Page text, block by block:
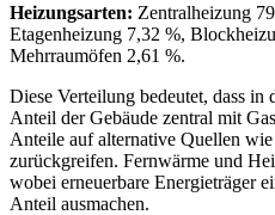
Heizungsarten: Zentralheizung
Etagenheizung 7,32 %,
Mehrraumöfen 2,61 %.
Diese Verteilung bedeutet, dass
Anteil der Gebäude zentral mit
Anteile auf alternative Quellen
zurückgreifen. Fernwärme und
wobei erneuerbare Energieträger
Anteil ausmachen.